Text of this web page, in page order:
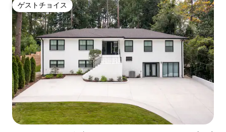
ゲストチョイス
ゲストチョイス